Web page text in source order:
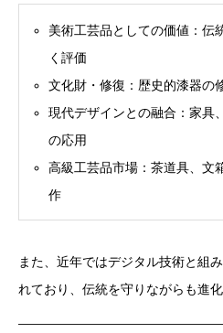
美術工芸品としての価値：伝
く評価
文化財・修復：歴史的漆器の
現代デザインとの融合：家具
の応用
高級工芸品市場：茶道具、文
作
また、近年ではデジタル技術と組
れており、伝統を守りながらも進化